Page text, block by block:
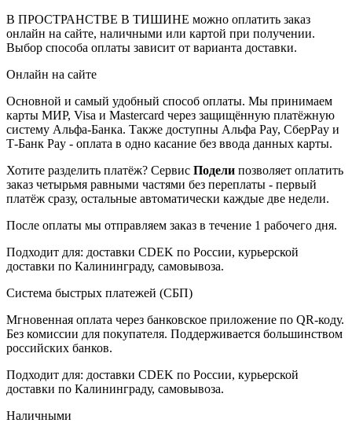
В ПРОСТРАНСТВЕ В ТИШИНЕ можно оплатить заказ
онлайн на сайте, наличными или картой при получении.
Выбор способа оплаты зависит от варианта доставки.
Онлайн на сайте
Основной и самый удобный способ оплаты. Мы принимаем
карты МИР, Visa и Mastercard через защищённую платёжную
систему Альфа-Банка. Также доступны Альфа Pay, СберPay и
Т-Банк Pay - оплата в одно касание без ввода данных карты.
Хотите разделить платёж? Сервис Подели позволяет оплатить
заказ четырьмя равными частями без переплаты - первый
платёж сразу, остальные автоматически каждые две недели.
После оплаты мы отправляем заказ в течение 1 рабочего дня.
Подходит для: доставки CDEK по России, курьерской
доставки по Калининграду, самовывоза.
Система быстрых платежей (СБП)
Мгновенная оплата через банковское приложение по QR-коду.
Без комиссии для покупателя. Поддерживается большинством
российских банков.
Подходит для: доставки CDEK по России, курьерской
доставки по Калининграду, самовывоза.
Наличными